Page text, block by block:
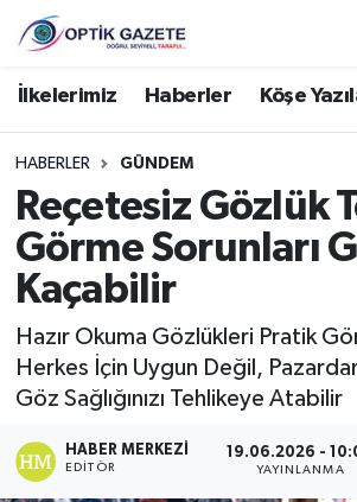
İlkelerimiz Haberler Köşe
HABERLER GÜNDEM
Reçetesiz Gözlük
Görme Sorunları
Kaçabilir
Hazır Okuma Gözlükleri Pratik
Herkes İçin Uygun Değil,
Göz Sağlığınızı Tehlikeye Atabilir
HABER MERKEZI
EDITÖR
19.06.2026 -
YAYINLANMA
Nöbetçi Eczaneler
Hava Durumu
İstanbul Namaz Vakitleri
Trafik Durumu
Süper Lig Puan Durumu ve
Tüm Manşetler
Son Dakika Haberleri